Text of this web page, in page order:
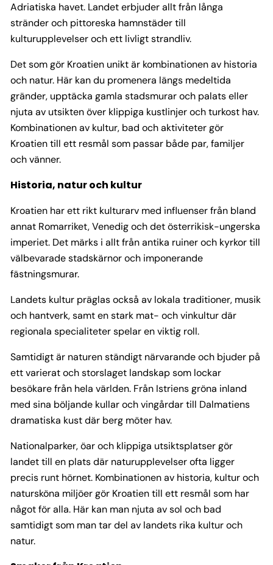
Adriatiska havet. Landet erbjuder allt från långa
stränder och pittoreska hamnstäder till
kulturupplevelser och ett livligt strandliv.
Det som gör Kroatien unikt är kombinationen av historia
och natur. Här kan du promenera längs medeltida
gränder, upptäcka gamla stadsmurar och palats eller
njuta av utsikten över klippiga kustlinjer och turkost hav.
Kombinationen av kultur, bad och aktiviteter gör
Kroatien till ett resmål som passar både par, familjer
och vänner.
Historia, natur och kultur
Kroatien har ett rikt kulturarv med influenser från bland
annat Romarriket, Venedig och det österrikisk-ungerska
imperiet. Det märks i allt från antika ruiner och kyrkor till
välbevarade stadskärnor och imponerande
fästningsmurar.
Landets kultur präglas också av lokala traditioner, musik
och hantverk, samt en stark mat- och vinkultur där
regionala specialiteter spelar en viktig roll.
Samtidigt är naturen ständigt närvarande och bjuder på
ett varierat och storslaget landskap som lockar
besökare från hela världen. Från Istriens gröna inland
med sina böljande kullar och vingårdar till Dalmatiens
dramatiska kust där berg möter hav.
Nationalparker, öar och klippiga utsiktsplatser gör
landet till en plats där naturupplevelser ofta ligger
precis runt hörnet. Kombinationen av historia, kultur och
natursköna miljöer gör Kroatien till ett resmål som har
något för alla. Här kan man njuta av sol och bad
samtidigt som man tar del av landets rika kultur och
natur.